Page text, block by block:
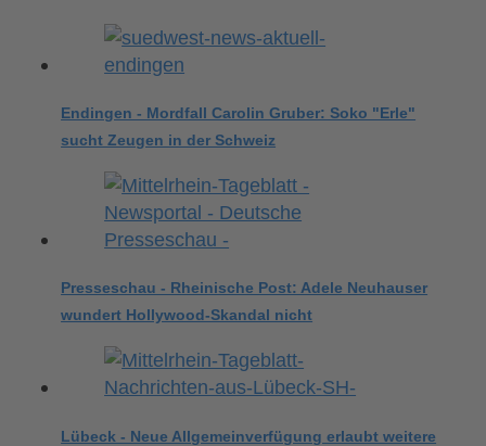
Endingen - Mordfall Carolin Gruber: Soko "Erle"
sucht Zeugen in der Schweiz
Presseschau - Rheinische Post: Adele Neuhauser
wundert Hollywood-Skandal nicht
Lübeck - Neue Allgemeinverfügung erlaubt weitere